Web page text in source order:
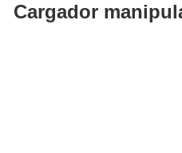
para minicargadoras Cargador
Cargador